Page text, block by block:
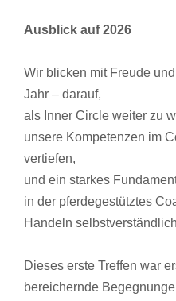
Ausblick auf 2026
Wir blicken mit Freude
Jahr – darauf,
als Inner Circle weiter zu
unsere Kompetenzen im
vertiefen,
und ein starkes
in der pferdegestütztes
Handeln
Dieses erste Treffen war
bereichernde